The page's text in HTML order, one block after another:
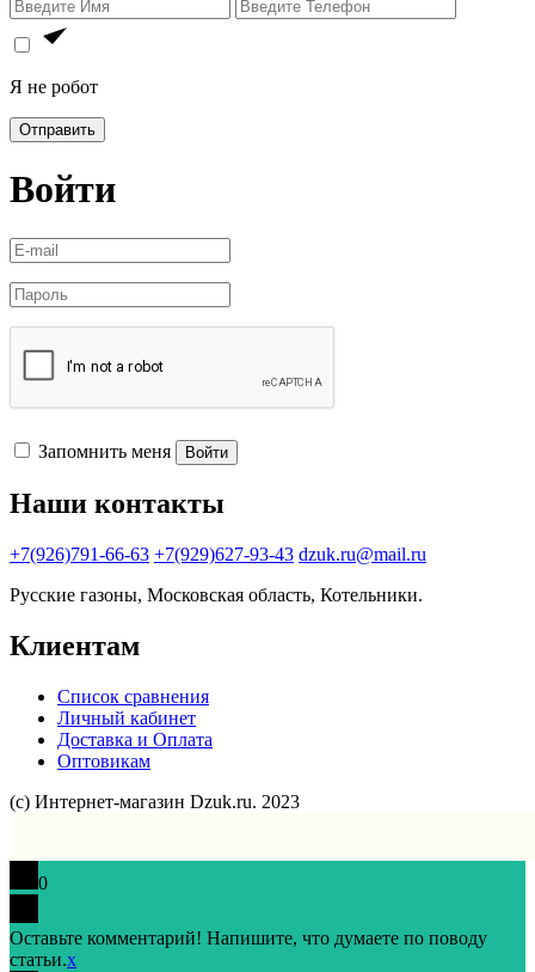
Я не робот
Отправить
Войти
Запомнить меня Войти
Наши контакты
+7(926)791-66-63 +7(929)627-93-43 dzuk.ru@mail.ru
Русские газоны, Московская область, Котельники.
Клиентам
Список сравнения
Личный кабинет
Доставка и Оплата
Оптовикам
(с) Интернет-магазин Dzuk.ru. 2023
0
Оставьте комментарий! Напишите, что думаете по поводу
статьи.x